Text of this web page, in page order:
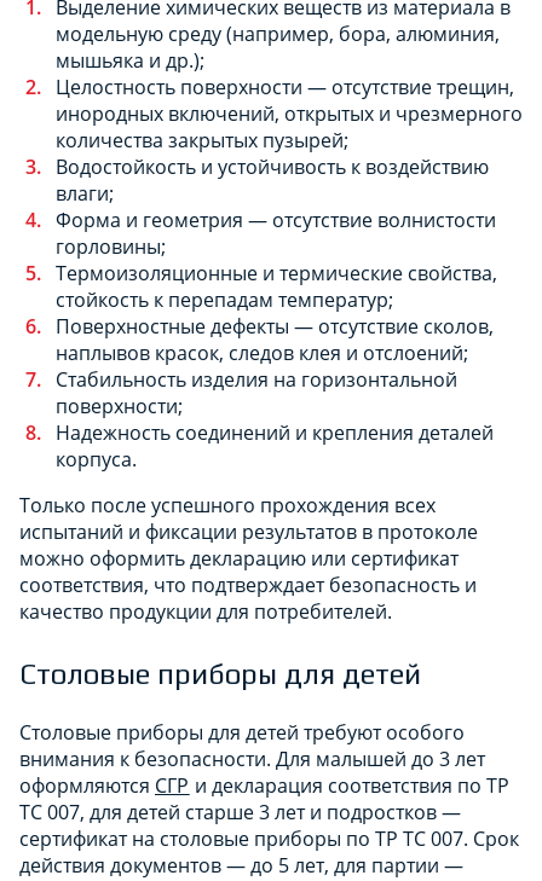
Выделение химических веществ из материала в
модельную среду (например, бора, алюминия,
мышьяка и др.);
Целостность поверхности — отсутствие трещин,
инородных включений, открытых и чрезмерного
количества закрытых пузырей;
Водостойкость и устойчивость к воздействию
влаги;
Форма и геометрия — отсутствие волнистости
горловины;
Термоизоляционные и термические свойства,
стойкость к перепадам температур;
Поверхностные дефекты — отсутствие сколов,
наплывов красок, следов клея и отслоений;
Стабильность изделия на горизонтальной
поверхности;
Надежность соединений и крепления деталей
корпуса.
Только после успешного прохождения всех
испытаний и фиксации результатов в протоколе
можно оформить декларацию или сертификат
соответствия, что подтверждает безопасность и
качество продукции для потребителей.
Столовые приборы для детей
Столовые приборы для детей требуют особого
внимания к безопасности. Для малышей до 3 лет
оформляются СГР и декларация соответствия по ТР
ТС 007, для детей старше 3 лет и подростков —
сертификат на столовые приборы по ТР ТС 007. Срок
действия документов — до 5 лет, для партии —